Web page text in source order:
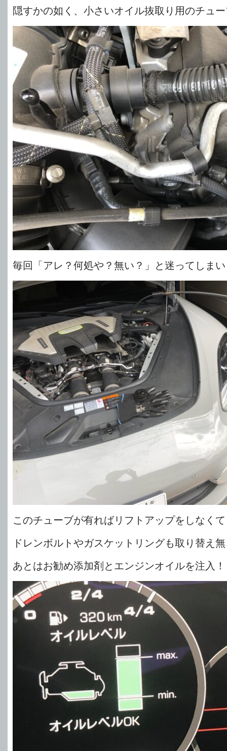
隠すかの如く、小さいオイル抜取り用のチュ
毎回「アレ？何処や？無い？」と迷ってしま
このチューブが有ればリフトアップをしなく
ドレンボルトやガスケットリングも取り替え
あとはお勧め添加剤とエンジンオイルを注入！